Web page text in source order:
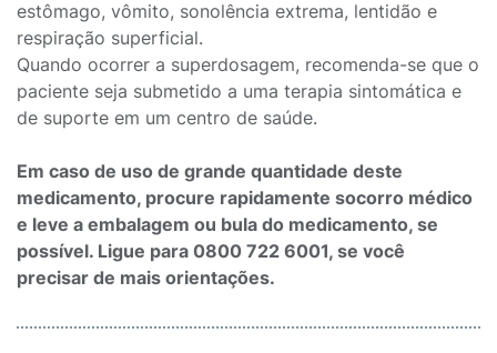
estômago, vômito, sonolência extrema, lentidão e
respiração superficial.
Quando ocorrer a superdosagem, recomenda-se que o
paciente seja submetido a uma terapia sintomática e
de suporte em um centro de saúde.
Em caso de uso de grande quantidade deste
medicamento, procure rapidamente socorro médico
e leve a embalagem ou bula do medicamento, se
possível. Ligue para 0800 722 6001, se você
precisar de mais orientações.